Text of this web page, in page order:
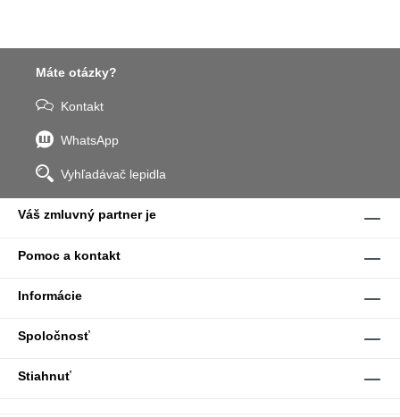
Máte otázky?
Kontakt
WhatsApp
Vyhľadávač lepidla
Váš zmluvný partner je
Pomoc a kontakt
Informácie
Spoločnosť
Stiahnuť